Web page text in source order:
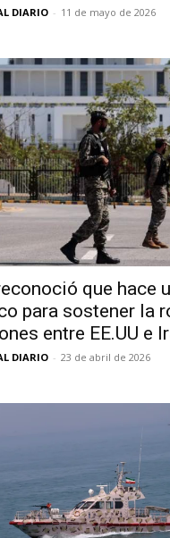
DIARIO - 11 de mayo de 2026
que hace
para sostener la
entre EE.UU e
DIARIO - 23 de abril de 2026